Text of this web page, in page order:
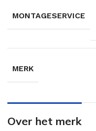
MONTAGESERVICE
MERK
Over het merk